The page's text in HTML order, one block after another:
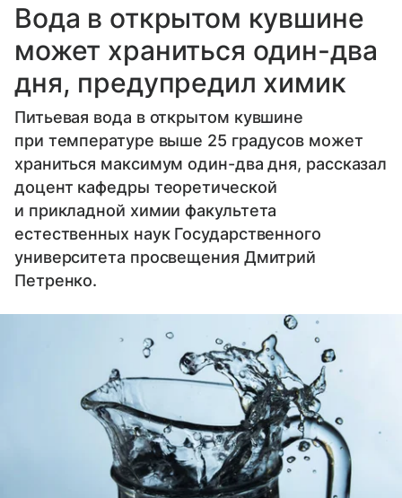
Вода в открытом кувшине
может храниться один-два
дня, предупредил химик
Питьевая вода в открытом кувшине
при температуре выше 25 градусов может
храниться максимум один-два дня, рассказал
доцент кафедры теоретической
и прикладной химии факультета
естественных наук Государственного
университета просвещения Дмитрий
Петренко.